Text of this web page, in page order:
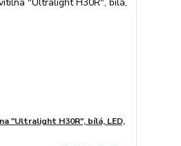
"Ultralight H30R", bílá, LED,